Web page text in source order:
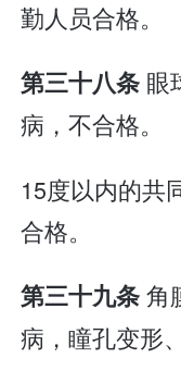
勤人员合格。
第三十八条 眼
病，不合格。
15度以内的共
合格。
第三十九条角
病，瞳孔变形